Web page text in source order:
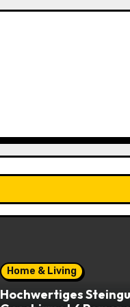
Home & Living
Hochwertiges